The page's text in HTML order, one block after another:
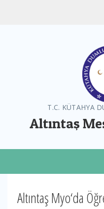
T.C. KÜTAHYA
Altıntaş
Altıntaş Myo‘da